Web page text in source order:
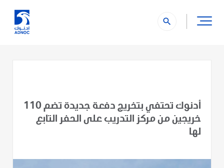
search
أدنوك تحتفي بتخريج دفعة جديدة تضم 110
خريجين من مركز التدريب على الحفر التابع
لها